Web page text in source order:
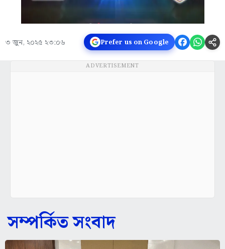
৩ জুন, ২০২৫ ২৩:০৬ Prefer us on Google
ADVERTISEMENT
সম্পর্কিত সংবাদ